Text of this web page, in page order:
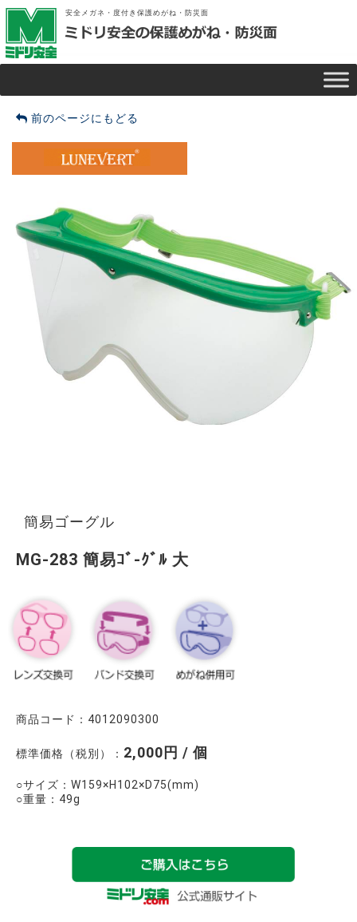
安全メガネ・度付き保護めがね・防災面
前のページにもどる
簡易ゴーグル
MG-283 簡易ｺﾞ-ｸﾞﾙ 大
商品コード：4012090300
標準価格（税別）： 2,000円 / 個
○サイズ：W159×H102×D75(mm)
○重量：49g